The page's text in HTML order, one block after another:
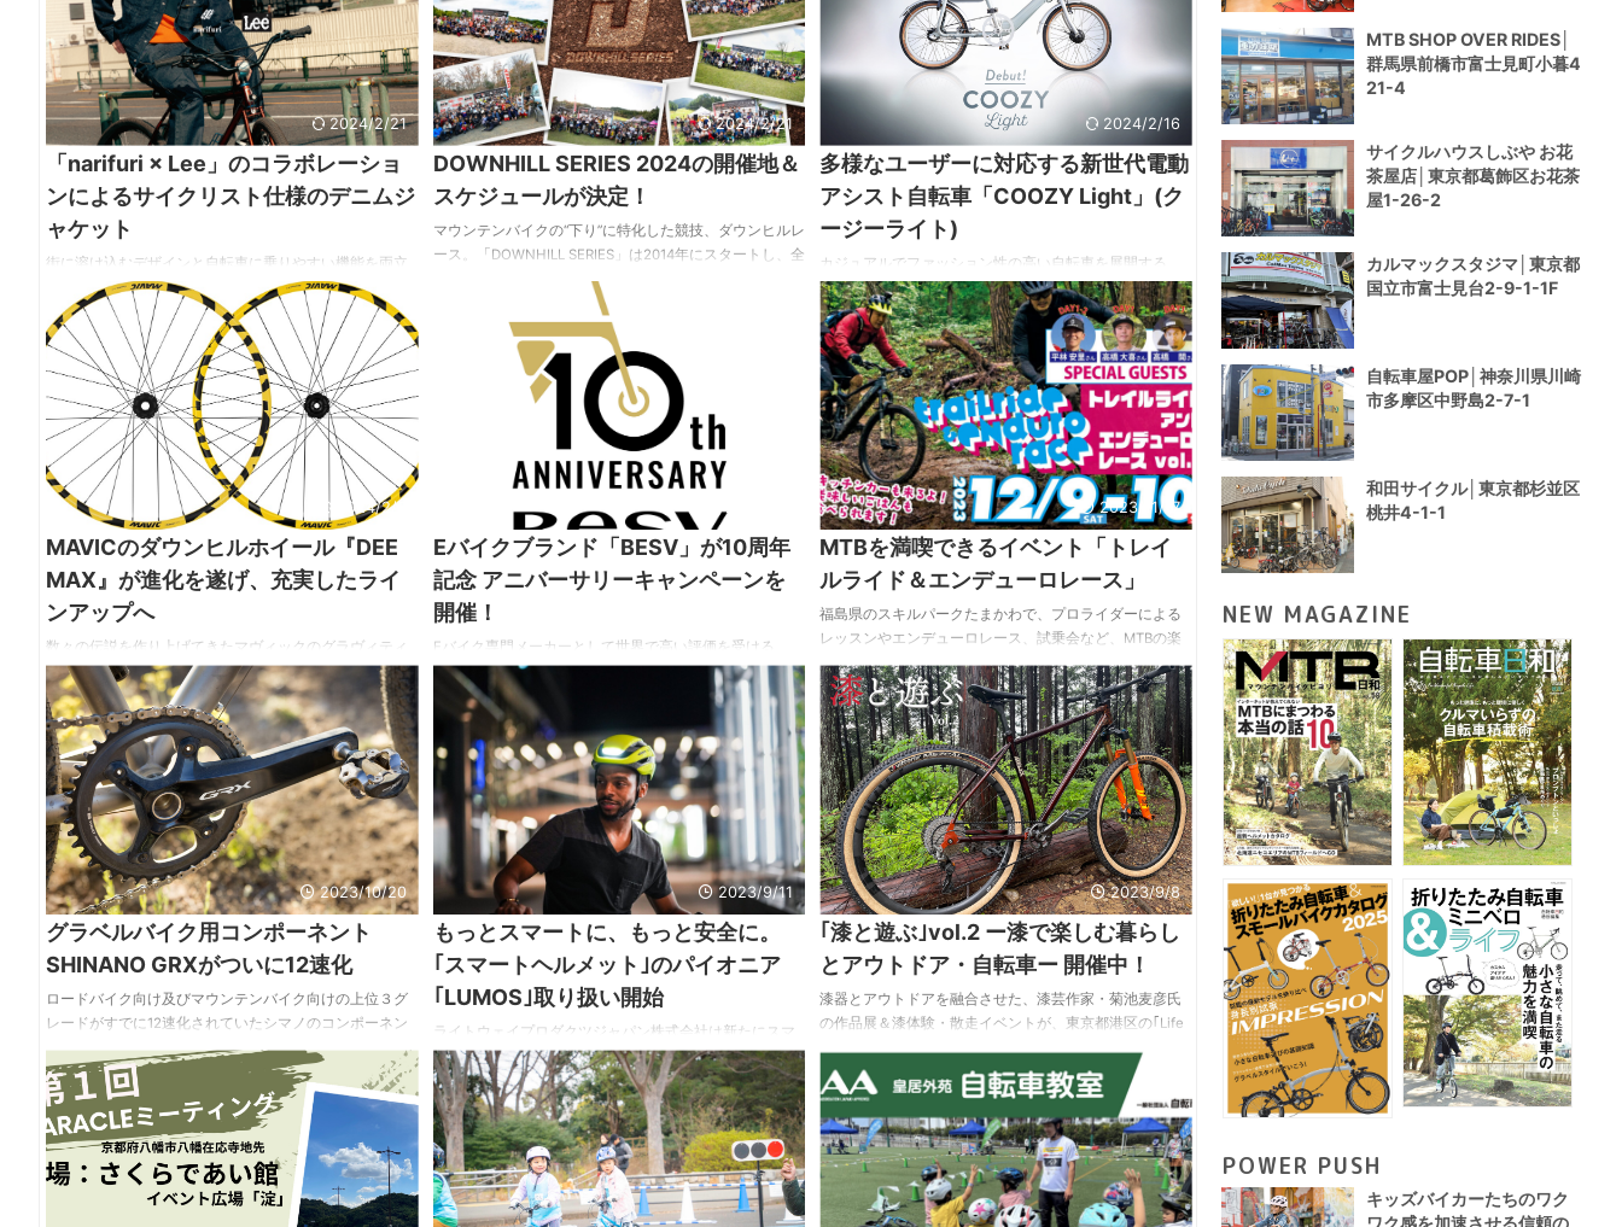
方法等は当日ご案内） たくさんのモデルを試乗できる貴
重な機会。 自分に合った1台を探しに出かけてみてくださ
い！ ■日時：2024年5 ...
に応募ができる。 のんびりサイクリングをしながら地域
の魅力を発見し、自転車ならではの楽しさを満喫してみ
ては？ ※参加にはスマートフ ...
ことができるイベントなので、友人や家族と一緒に遊び
に出かけてみては？ ■イベント名 「トレイルアドベン
チャーフェスティバル #ト ...
2024/2/21
「narifuri × Lee」のコラボレーショ
ンによるサイクリスト仕様のデニムジ
ャケット
街に溶け込むデザインと自転車に乗りやすい機能を両立
させたファッションブランド「narifuri（ナリフリ）」
が、アメリカ名門デニムメーカー「Lee／リー」とのコラ
ボレーションアイテムをリリース。 最新作はLeeデニム
ジャケットの原点 Riders 101-J をサイクリスト仕様に再
解釈したライダースデニムジャケット。 前傾姿勢を考慮
し、長めに設定した丈やストレッチ生地の採用。通気性
を向上させるためのベンチレーション、サイドポケット
や襟裏のリフレクターステッチなど、サイクリストが快
適にライドするための機能を ...
2024/2/21
DOWNHILL SERIES 2024の開催地＆
スケジュールが決定！
マウンテンバイクの“下り”に特化した競技、ダウンヒルレ
ース。「DOWNHILL SERIES」は2014年にスタートし、全
国各地で開催されるシリーズ戦だ。 その、2024年シーズ
ンの開催スケジュールとともに、昇降格基準の改訂につ
いて発表された。 以下、DOWNHILL SERIES大会事務局
のリリースより DOWNHILL SERIESの立ち上げから、早
いもので11年が経過しました。2022年からはJCF（日本
自転車競技連盟）の認定するレースとして新たな取り組
みを始めています。 今年もKEN ...
2024/2/16
多様なユーザーに対応する新世代電動
アシスト自転車「COOZY Light」(ク
ージーライト)
カジュアルでファッション性の高い自転車を展開する
wimo（ウィーモ）からニューモデルが登場。使いやすさ
と乗りやすさを追求した電動アシスト自転車「COOZY
Light」（クージーライト）は、街乗りから週末のレジャ
ーまで幅広いシーンを想定。5色のカラーバリエーション
で好みに合わせて選べる。 以下プレスリリースより。
COOZY Lightは、低床フレームと折りたたみ式ハンドル
ポストを採用。「COOZY」の象徴的なデザインを継承し
つつ、アクセシビリティと携帯性を高めています。改良
されたベルトドラ ...
2024/2/6
MAVICのダウンヒルホイール『DEE
MAX』が進化を遂げ、充実したライ
ンアップへ
数々の伝説を作り上げてきたマヴィックのグラヴィティ
MTBホイール『DEE MAX』がラインアップを拡充して登
場。 以下、プレスリリースより。 近年国内でも人気が
高くなっているエンデューロレースをターゲットにし
た、MAVICのテクノロジーを集結させた『DEE MAX
ENDURO SL』。そして、数々の伝説を打ち立てて来た最
強のKing of Down Hillホイールの『DEE MAX DH』が、更
なる進化を遂げて登場！ また、MAVICの新たなジャンル
への提案として根強いファンが多いパーク ...
2024/1/5
Eバイクブランド「BESV」が10周年
記念 アニバーサリーキャンペーンを
開催！
Eバイク専門メーカーとして世界で高い評価を受ける
「BESV（ベスビー）」が10周年を迎え、正規販売店、
BESVオーナー、購入を検討中の方に向けた＜10th
Anniversary キャンペーン＞を実施する。 以下、プレス
リリースより。 ブランド誕生から10年。現在では、プ
レミアムe-Bike「BESV（ベスビー）」、エントリーブラ
ンド「Votani（ヴォターニ）」、AI搭載スマートバイク
「SMALO（スマーロ）」と3ブランド17モデルのライン
ナップを持つブランドに成長いたしました。 改めて、 ...
2023/11/17
MTBを満喫できるイベント「トレイ
ルライド＆エンデューロレース」
福島県のスキルパークたまかわで、プロライダーによる
レッスンやエンデューロレース、試乗会など、MTBの楽
しさを存分に味わえるイベントが開催される。 【トレ
イルライド&enduroレース】 開催日：2023年12月9日
(土)・10日(日) ■DAY1 12/9 スキルパーク＆トレイルレ
クチャー ・高橋開さんによるスキルパークでダートジャ
ンプを使ったエアトリックとパンプのレクチャー ・平林
安里選手によるトレイル最速ラインレクチャー ・高橋大
喜プロによる魅せるフリーライドレクチャー 豪華3本 ...
2023/10/20
グラベルバイク用コンポーネント
SHINANO GRXがついに12速化
ロードバイク向け及びマウンテンバイク向けの上位３グ
レードがすでに12速化されていたシマノのコンポーネン
ツだったが、ユーザーの要望に応えるべく、グラベル向
けコンポーネンツのGRXもいよいよ12速化された。 今回
ラインアップに追加されたこのRX820シリーズ。信頼性
とシンプルさ、そしてアドベンチャーの楽しさを追求す
る従来からのコンセプトを引き続き主軸に置いたものだ
が、更なる多段変速化と進化したエルゴノミクスによ
り、グラベルライドの核心に迫るコンポーネンツへと進
化を遂げている。 注目すべきは多彩なギアオプション ...
2023/9/11
もっとスマートに、もっと安全に。
｢スマートヘルメット｣のパイオニア
｢LUMOS｣取り扱い開始
ライトウェイプロダクツジャパン株式会社は新たにスマ
ートヘルメットのパイオニア｢LUMOS｣の取り扱いを開始
致します。 自由と安全なサイクリング環境を提供する
｢LUMOS｣。すべての人に、スマートなヘルメットを。
LUMOSヘルメットの特長 ■交通の中で存在をアピール
このヘルメットを身に付ければ、暗闇に紛れてしまうこ
とはありません。ヘルメットと一体化したLEDライトは
強力な明るさで光ります。自転車に取り付けたライトよ
2023/9/8
｢漆と遊ぶ｣vol.2 ー漆で楽しむ暮らし
とアウトドア・自転車ー 開催中！
漆器とアウトドアを融合させた、漆芸作家・菊池麦彦氏
の作品展＆漆体験・散走イベントが、東京都港区の｢Life
月3日(日)～10月1日(日) 以下、プレスリリースより。
OVEでは、漆と遊ぶ Vol.2－漆で楽しむ暮らしとアウトド
ア・自転車－漆芸作家・菊池麦彦氏作品展を開催いたし
ます。 伝統的技法を用いた漆塗りのマウンテンバイクを
はじめ、登山・キャンプや渓流釣り、日常生活を彩る漆
作品の展示・販売をおこないます。会期中には ...
MTB SHOP OVER RIDES│
群馬県前橋市富士見町小暮4
21-4
サイクルハウスしぶや お花
茶屋店│東京都葛飾区お花茶
屋1-26-2
カルマックスタジマ│東京都
国立市富士見台2-9-1-1F
自転車屋POP│神奈川県川崎
市多摩区中野島2-7-1
和田サイクル│東京都杉並区
桃井4-1-1
NEW MAGAZINE
POWER PUSH
キッズバイカーたちのワク
ワク感を加速させる信頼の